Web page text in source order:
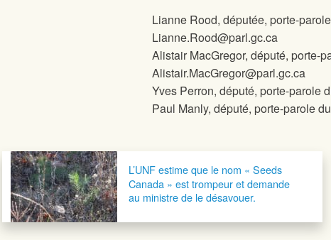
Lianne Rood, députée, porte-
Lianne.Rood@parl.gc.ca
Alistair MacGregor, député, porte-
Alistair.MacGregor@parl.gc.ca
Yves Perron, député, porte-parole
Paul Manly, député, porte-parole
Navigation postaleL’UNF estime que le nom « Seeds
Canada » est trompeur et demande
au ministre de le désavouer.